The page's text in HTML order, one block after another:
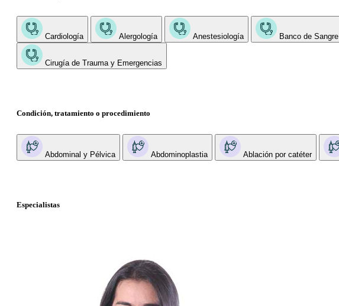
Cardiología Alergología Anestesiología Banco de Sangre
Cirugía de Trauma y Emergencias
Condición, tratamiento o procedimiento
Abdominal y Pélvica Abdominoplastia Ablación por catéter
Especialistas